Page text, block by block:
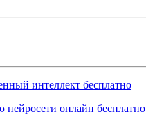
интеллект бесплатно
онлайн бесплатно